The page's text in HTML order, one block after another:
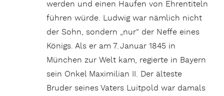
werden und einen Haufen von Ehrentiteln
führen würde. Ludwig war nämlich nicht
der Sohn, sondern „nur“ der Neffe eines
Königs. Als er am 7. Januar 1845 in
München zur Welt kam, regierte in Bayern
sein Onkel Maximilian II. Der älteste
Bruder seines Vaters Luitpold war damals